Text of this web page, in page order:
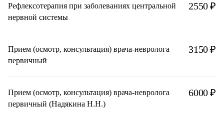
Рефлексотерапия при заболеваниях центральной
нервной системы
2550 ₽
Прием (осмотр, консультация) врача-невролога
первичный
3150 ₽
Прием (осмотр, консультация) врача-невролога
первичный (Надякина Н.Н.)
6000 ₽